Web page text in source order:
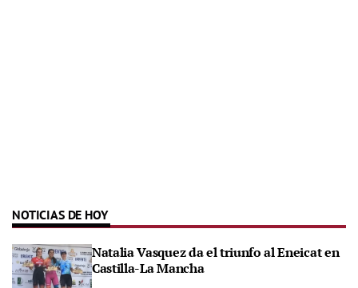
NOTICIAS DE HOY
Natalia Vasquez da el triunfo al Eneicat en
Castilla-La Mancha